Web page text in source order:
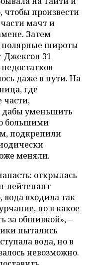
чтобы произвести
мачт и
Затем
полярные широты
Джексон 31
даже в пути. На
где
части,
дабы уменьшить
большими
подкрепили
меняли.
открылась
лейтенант
вода входила так
но в какое
за обшивкой», –
пытались
вода, но в
невозможно.